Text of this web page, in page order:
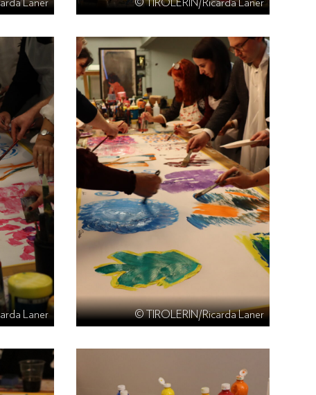
Laner © TIROLERIN/Ricarda Laner
Laner © TIROLERIN/Ricarda Laner